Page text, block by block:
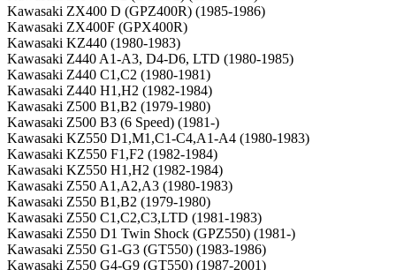
Kawasaki ZX400 D (GPZ400R) (1985-1986)
Kawasaki ZX400F (GPX400R)
Kawasaki KZ440 (1980-1983)
Kawasaki Z440 A1-A3, D4-D6, LTD (1980-1985)
Kawasaki Z440 C1,C2 (1980-1981)
Kawasaki Z440 H1,H2 (1982-1984)
Kawasaki Z500 B1,B2 (1979-1980)
Kawasaki Z500 B3 (6 Speed) (1981-)
Kawasaki KZ550 D1,M1,C1-C4,A1-A4 (1980-1983)
Kawasaki KZ550 F1,F2 (1982-1984)
Kawasaki KZ550 H1,H2 (1982-1984)
Kawasaki Z550 A1,A2,A3 (1980-1983)
Kawasaki Z550 B1,B2 (1979-1980)
Kawasaki Z550 C1,C2,C3,LTD (1981-1983)
Kawasaki Z550 D1 Twin Shock (GPZ550) (1981-)
Kawasaki Z550 G1-G3 (GT550) (1983-1986)
Kawasaki Z550 G4-G9 (GT550) (1987-2001)